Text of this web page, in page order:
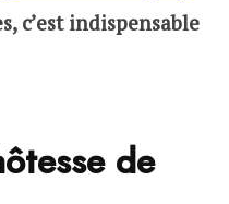
c’est indispensable
de